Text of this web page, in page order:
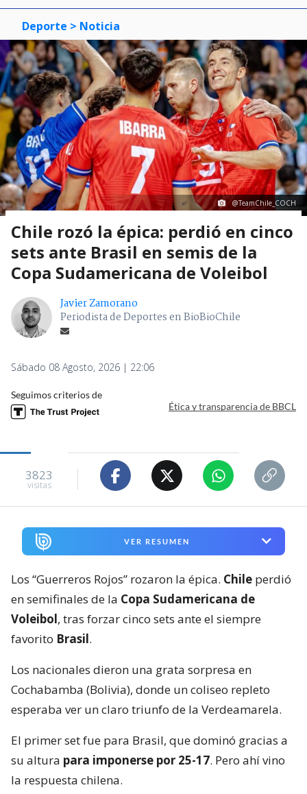
Deporte > Noticia
@TeamChile_COCH
Chile rozó la épica: perdió en cinco
sets ante Brasil en semis de la
Copa Sudamericana de Voleibol
Javier Zamorano
Periodista de Deportes en BioBioChile
Sábado 08 Agosto, 2026 | 22:06
Seguimos criterios de
Ética y transparencia de BBCL
3823
visitas
VER RESUMEN
Los “Guerreros Rojos” rozaron la épica. Chile perdió
en semifinales de la Copa Sudamericana de
Voleibol, tras forzar cinco sets ante el siempre
favorito Brasil.
Los nacionales dieron una grata sorpresa en
Cochabamba (Bolivia), donde un coliseo repleto
esperaba ver un claro triunfo de la Verdeamarela.
El primer set fue para Brasil, que dominó gracias a
su altura para imponerse por 25-17. Pero ahí vino
la respuesta chilena.